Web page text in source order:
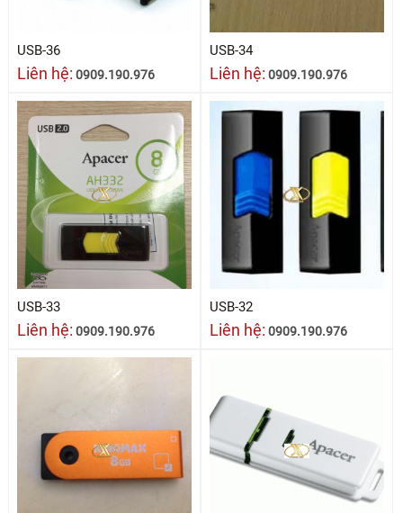
USB-36
Liên hệ: 0909.190.976
USB-34
Liên hệ: 0909.190.976
USB-33
Liên hệ: 0909.190.976
USB-32
Liên hệ: 0909.190.976